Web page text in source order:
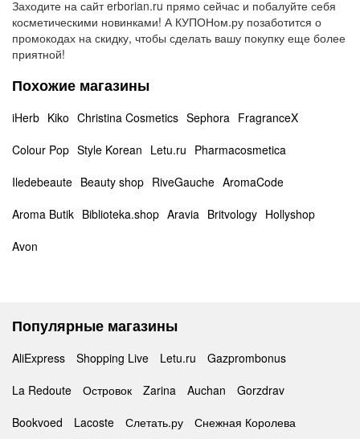
Заходите на сайт erborian.ru прямо сейчас и побалуйте себя
косметическими новинками! А КУПОНом.ру позаботится о
промокодах на скидку, чтобы сделать вашу покупку еще более
приятной!
Похожие магазины
iHerb Kiko Christina Cosmetics Sephora FragranceX
Colour Pop Style Korean Letu.ru Pharmacosmetica
Iledebeaute Beauty shop RiveGauche AromaCode
Aroma Butik Biblioteka.shop Aravia Britvology Hollyshop
Avon
Популярные магазины
AliExpress Shopping Live Letu.ru
Gazprombonus
La Redoute
Островок Zarina Auchan
Gorzdrav
Bookvoed
Lacoste Слетать.ру Снежная Королева